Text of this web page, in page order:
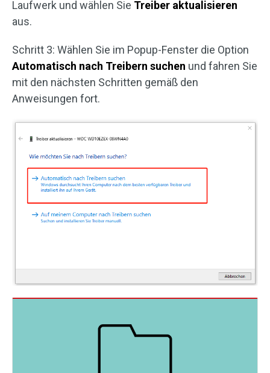
Laufwerk und wählen Sie Treiber aktualisieren
aus.
Schritt 3: Wählen Sie im Popup-Fenster die Option
Automatisch nach Treibern suchen und fahren Sie
mit den nächsten Schritten gemäß den
Anweisungen fort.